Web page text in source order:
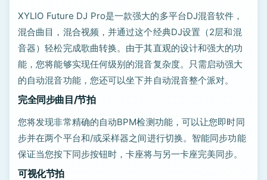
XYLIO Future DJ Pro是一款强大的多平台DJ混音软件，
混合曲目，混合视频，并通过这个经典DJ设置（2层和混
音器）轻松完成歌曲转换。由于其直观的设计和强大的功
能，您将能够实现任何级别的混音复杂度。只需启动强大
的自动混音功能，您还可以坐下并自动混音整个派对。
完全同步曲目/节拍
您将发现非常精确的自动BPM检测功能，可以让您即时同
步并在两个平台和/或采样器之间进行切换。智能同步功能
保证当您按下同步按钮时，卡座将与另一卡座完美同步。
可视化节拍